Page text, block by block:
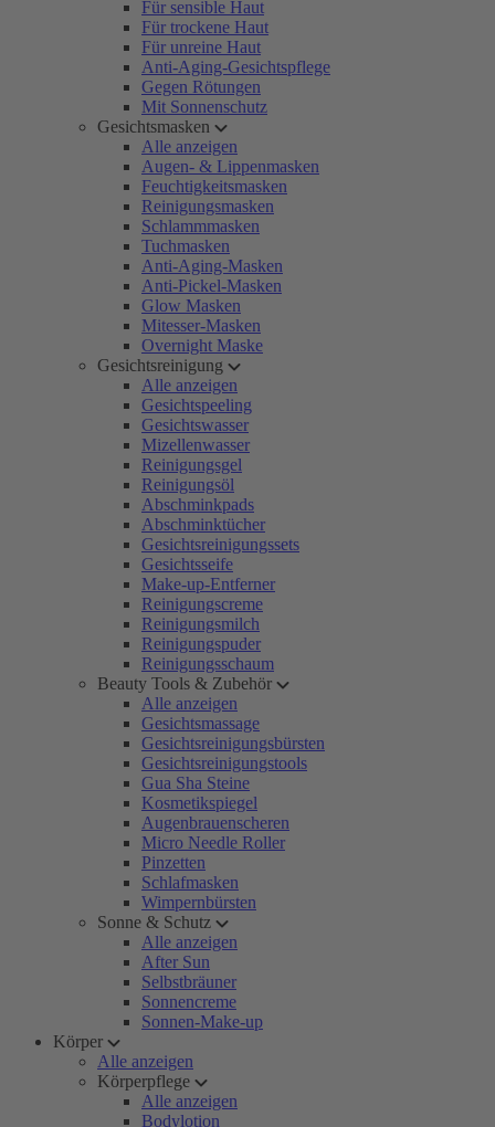
Für sensible Haut
Für trockene Haut
Für unreine Haut
Anti-Aging-Gesichtspflege
Gegen Rötungen
Mit Sonnenschutz
Gesichtsmasken
Alle anzeigen
Augen- & Lippenmasken
Feuchtigkeitsmasken
Reinigungsmasken
Schlammmasken
Tuchmasken
Anti-Aging-Masken
Anti-Pickel-Masken
Glow Masken
Mitesser-Masken
Overnight Maske
Gesichtsreinigung
Alle anzeigen
Gesichtspeeling
Gesichtswasser
Mizellenwasser
Reinigungsgel
Reinigungsöl
Abschminkpads
Abschminktücher
Gesichtsreinigungssets
Gesichtsseife
Make-up-Entferner
Reinigungscreme
Reinigungsmilch
Reinigungspuder
Reinigungsschaum
Beauty Tools & Zubehör
Alle anzeigen
Gesichtsmassage
Gesichtsreinigungsbürsten
Gesichtsreinigungstools
Gua Sha Steine
Kosmetikspiegel
Augenbrauenscheren
Micro Needle Roller
Pinzetten
Schlafmasken
Wimpernbürsten
Sonne & Schutz
Alle anzeigen
After Sun
Selbstbräuner
Sonnencreme
Sonnen-Make-up
Körper
Alle anzeigen
Körperpflege
Alle anzeigen
Bodylotion